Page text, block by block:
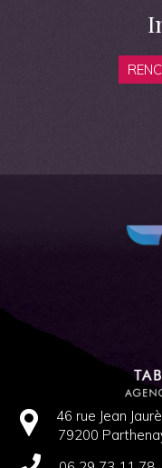
46 rue Jean
79200